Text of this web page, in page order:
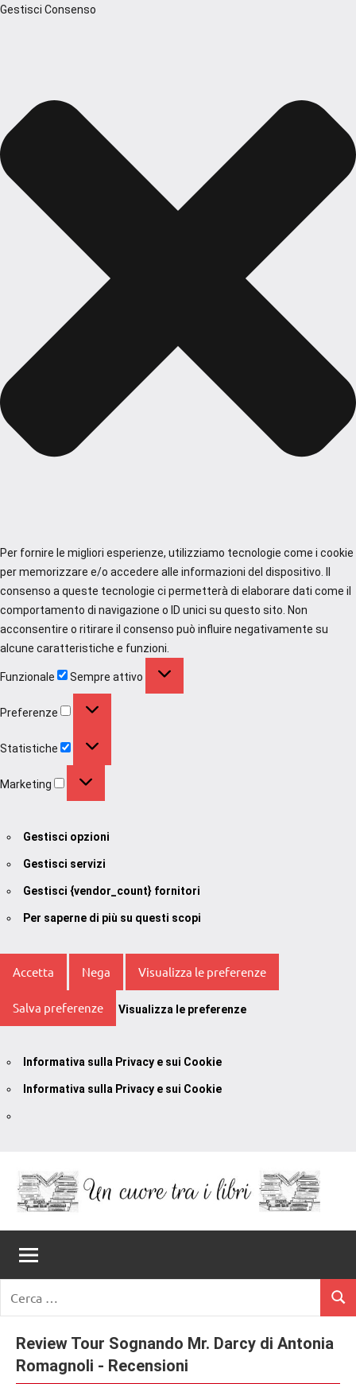
Gestisci Consenso
Per fornire le migliori esperienze, utilizziamo tecnologie come i cookie
per memorizzare e/o accedere alle informazioni del dispositivo. Il
consenso a queste tecnologie ci permetterà di elaborare dati come il
comportamento di navigazione o ID unici su questo sito. Non
acconsentire o ritirare il consenso può influire negativamente su
alcune caratteristiche e funzioni.
Funzionale Sempre attivo
Preferenze
Statistiche
Marketing
Gestisci opzioni
Gestisci servizi
Gestisci {vendor_count} fornitori
Per saperne di più su questi scopi
Accetta Nega Visualizza le preferenze
Salva preferenze Visualizza le preferenze
Informativa sulla Privacy e sui Cookie
Informativa sulla Privacy e sui Cookie
contenuto
Un
Cuore
Tra
I
Libri
romanzi
romance
e
non
solo.
Recensioni,
anteprime,
per:
Review Tour Sognando Mr. Darcy di Antonia
Romagnoli - Recensioni